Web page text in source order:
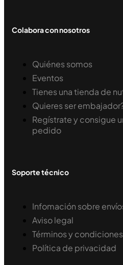
Colabora con nosotros
Quiénes somos
Eventos
Tienes una tienda de
Quieres ser
Regístrate y consigue
pedido
Soporte técnico
Infomación sobre
Aviso legal
Términos y condiciones
Política de privacidad